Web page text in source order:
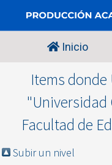
Inicio
Items
"Universidad
Facultad de
Subir un nivel